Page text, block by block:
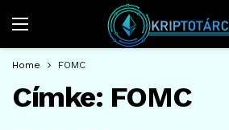
Home FOMC
Címke: FOMC